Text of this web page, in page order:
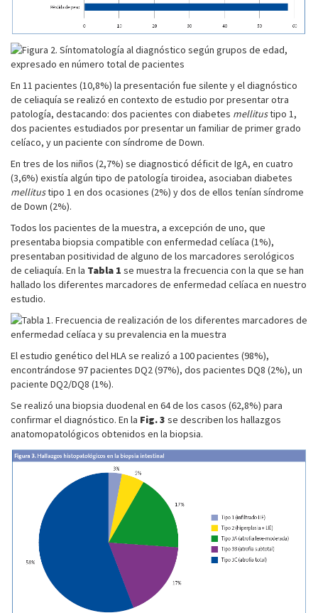
En 11 pacientes (10,8%) la presentación fue silente y el diagnóstico
de celiaquía se realizó en contexto de estudio por presentar otra
patología, destacando: dos pacientes con diabetes mellitustipo 1,
dos pacientes estudiados por presentar un familiar de primer grado
celíaco, y un paciente con síndrome de Down.
En tres de los niños (2,7%) se diagnosticó déficit de IgA, en cuatro
(3,6%) existía algún tipo de patología tiroidea, asociaban diabetes
mellitustipo 1 en dos ocasiones (2%) y dos de ellos tenían síndrome
de Down (2%).
Todos los pacientes de la muestra, a excepción de uno, que
presentaba biopsia compatible con enfermedad celíaca (1%),
presentaban positividad de alguno de los marcadores serológicos
de celiaquía. En la Tabla 1 se muestra la frecuencia con la que se han
hallado los diferentes marcadores de enfermedad celíaca en nuestro
estudio.
El estudio genético del HLA se realizó a 100 pacientes (98%),
encontrándose 97 pacientes DQ2 (97%), dos pacientes DQ8 (2%), un
paciente DQ2/DQ8 (1%).
Se realizó una biopsia duodenal en 64 de los casos (62,8%) para
confirmar el diagnóstico. En la Fig. 3 se describen los hallazgos
anatomopatológicos obtenidos en la biopsia.